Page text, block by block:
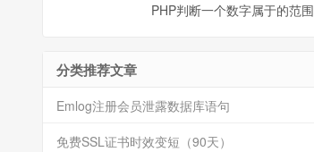
PHP判断一个数字属于的范围
分类推荐文章
Emlog注册会员泄露数据库语句
免费SSL证书时效变短（90天）